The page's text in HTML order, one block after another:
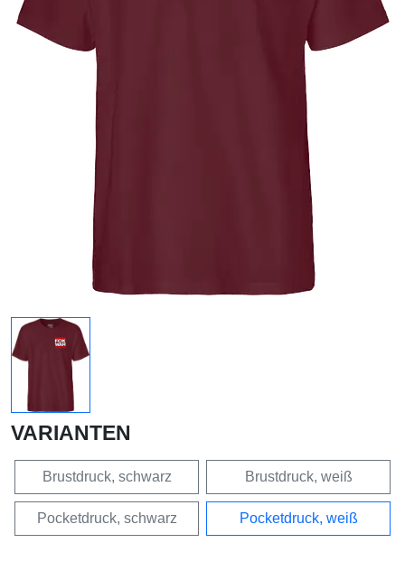
VARIANTEN
Brustdruck, schwarz Brustdruck, weiß
Pocketdruck, schwarz Pocketdruck, weiß